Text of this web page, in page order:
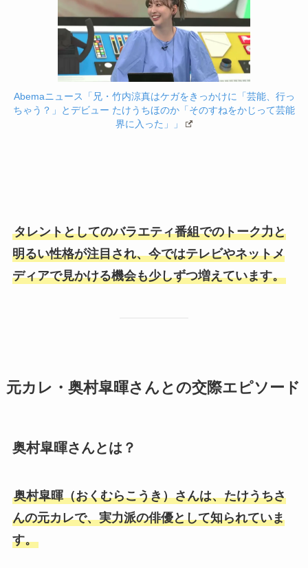
Abemaニュース「兄・竹内涼真はケガをきっかけに「芸能、行っ
ちゃう？」とデビュー たけうちほのか「そのすねをかじって芸能
界に入った」」
タレントとしてのバラエティ番組でのトーク力と
明るい性格が注目され、今ではテレビやネットメ
ディアで見かける機会も少しずつ増えています。
元カレ・奥村皐暉さんとの交際エピソード
奥村皐暉さんとは？
奥村皐暉（おくむらこうき）さんは、たけうちさ
んの元カレで、実力派の俳優として知られていま
す。